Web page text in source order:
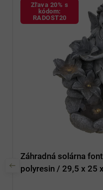
Zľava 20% s
kódom:
RADOST20
Záhradná solárna
polyresin / 29,5 x 25